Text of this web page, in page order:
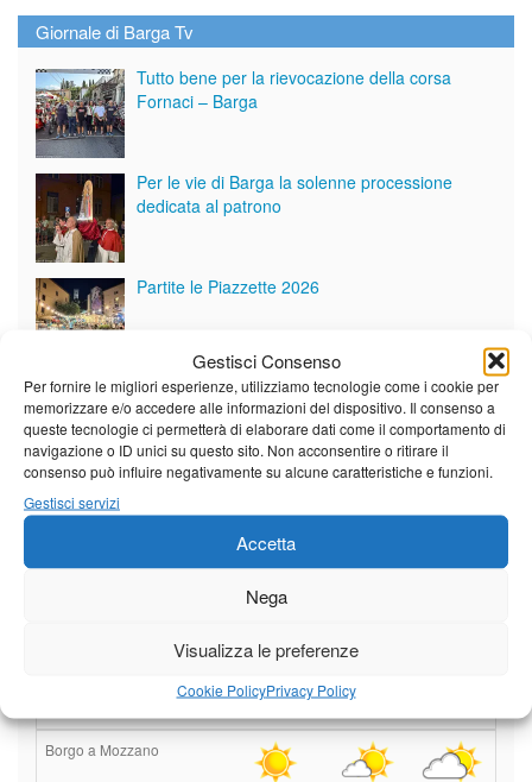
Gestisci Consenso
Per fornire le migliori esperienze, utilizziamo tecnologie come i cookie per
memorizzare e/o accedere alle informazioni del dispositivo. Il consenso a
queste tecnologie ci permetterà di elaborare dati come il comportamento di
navigazione o ID unici su questo sito. Non acconsentire o ritirare il
consenso può influire negativamente su alcune caratteristiche e funzioni.
Gestisci servizi
Accetta
Nega
Visualizza le preferenze
Cookie PolicyPrivacy Policy
Giornale di Barga Tv
Tutto bene per la rievocazione della corsa
Fornaci – Barga
Per le vie di Barga la solenne processione
dedicata al patrono
Partite le Piazzette 2026
Vedi tutti i servizi
Meteo
Sole e temperature ancora ben
Leggi tutto…
Borgo a Mozzano